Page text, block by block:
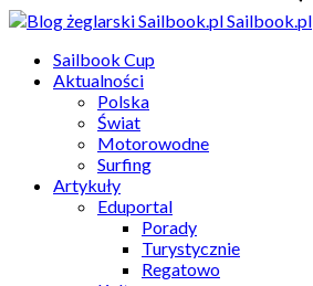
Sailbook.pl
Sailbook Cup
Aktualności
Polska
Świat
Motorowodne
Surfing
Artykuły
Eduportal
Porady
Turystycznie
Regatowo